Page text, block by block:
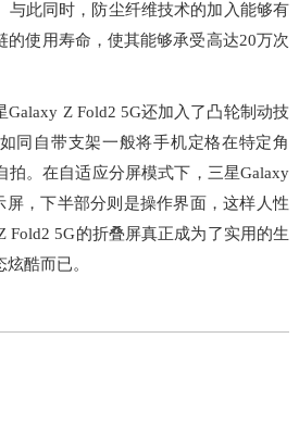
与此同时，防尘纤维技术的加入能够有
的使用寿命，使其能够承受高达20万次
Galaxy Z Fold2 5G还加入了凸轮制动技
同自带支架一般将手机定格在特定角
拍。在自适应分屏模式下，三星Galaxy
屏，下半部分则是操作界面，这样人性
Fold2 5G的折叠屏真正成为了实用的生
酷而已。